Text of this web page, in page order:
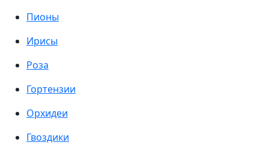
Пионы
Ирисы
Роза
Гортензии
Орхидеи
Гвоздики